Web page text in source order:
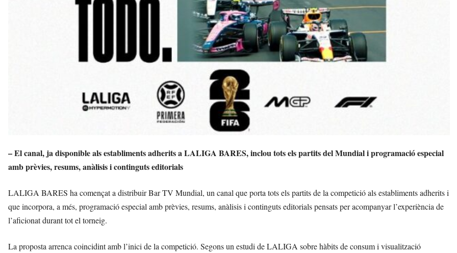
– El canal, ja disponible als establiments adherits a LALIGA BARES, inclou tots els partits del Mundial i programació especial
amb prèvies, resums, anàlisis i continguts editorials
LALIGA BARES ha començat a distribuir Bar TV Mundial, un canal que porta tots els partits de la competició als establiments adherits i
que incorpora, a més, programació especial amb prèvies, resums, anàlisis i continguts editorials pensats per acompanyar l’experiència de
l’aficionat durant tot el torneig.
La proposta arrenca coincidint amb l’inici de la competició. Segons un estudi de LALIGA sobre hàbits de consum i visualització